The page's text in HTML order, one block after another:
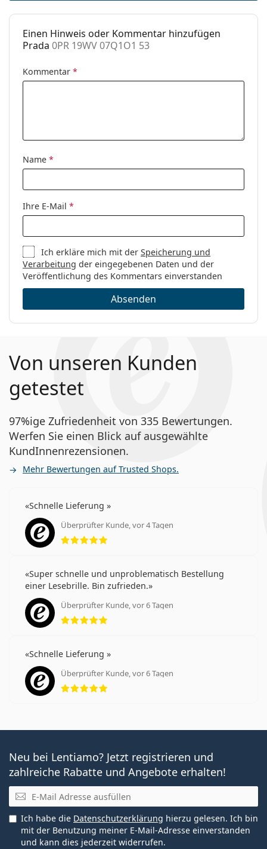
Accessories
Reinigungstuch: Ja
Kategorie:
Brillen
Marke:
Einen Hinweis oder Kommentar hinzufügen
Prada 0PR 19WV 07Q1O1 53
Kommentar *
Name *
Ihre E-Mail *
Ich erkläre mich mit derSpeicherung und
Verarbeitung der eingegebenen Daten und der
Veröffentlichung des Kommentars einverstanden
Absenden
Von unseren Kunden
getestet
97%ige Zufriedenheit von 335 Bewertungen.
Werfen Sie einen Blick auf ausgewählte
KundInnenrezensionen.
Mehr Bewertungen auf Trusted Shops.
Schnelle Lieferung
Überprüfter Kunde, vor 4 Tagen
Bewertung 5 aus 5
Super schnelle und unproblematisch Bestellung
einer Lesebrille. Bin zufrieden.
Überprüfter Kunde, vor 6 Tagen
Bewertung 5 aus 5
Schnelle Lieferung
Überprüfter Kunde, vor 6 Tagen
Bewertung 5 aus 5
Neu bei Lentiamo? Jetzt registrieren und
zahlreiche Rabatte und Angebote erhalten!
E-Mail
Ich habe die Datenschutzerklärung hierzu gelesen. Ich bin
mit der Benutzung meiner E-Mail-Adresse einverstanden
und kann dies jederzeit widerrufen.